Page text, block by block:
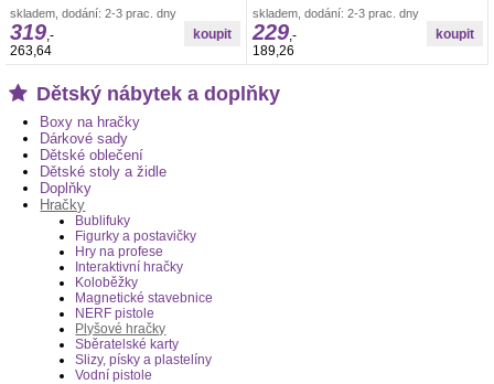
skladem, dodání: 2-3 prac. dny
319,-
263,64
skladem, dodání: 2-3 prac. dny
229,-
189,26
Dětský nábytek a doplňky
Boxy na hračky
Dárkové sady
Dětské oblečení
Dětské stoly a židle
Doplňky
Hračky
Bublifuky
Figurky a postavičky
Hry na profese
Interaktivní hračky
Koloběžky
Magnetické stavebnice
NERF pistole
Plyšové hračky
Sběratelské karty
Slizy, písky a plastelíny
Vodní pistole